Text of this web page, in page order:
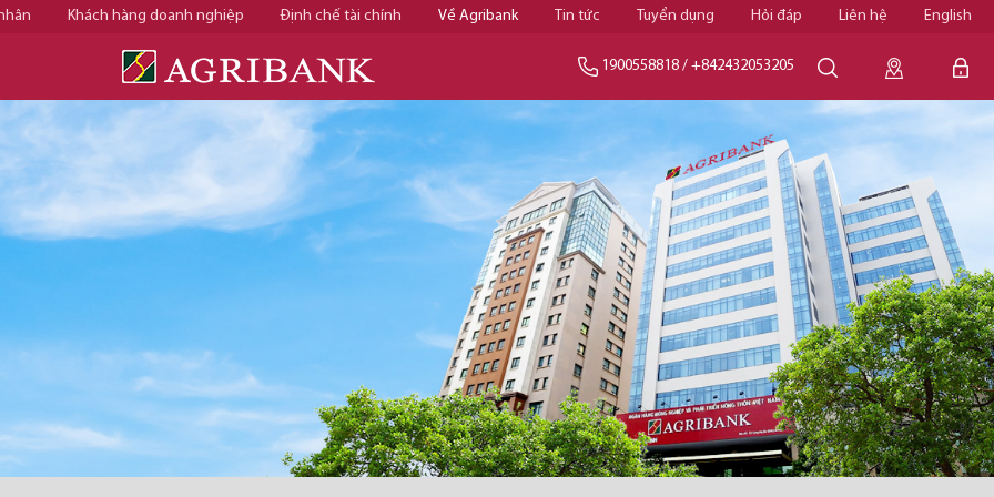
Khách hàng doanh nghiệp Định chế tài chính Về Agribank Tin tức Tuyển dụng Hỏi đáp Liên hệ English
1900558818 / +842432053205